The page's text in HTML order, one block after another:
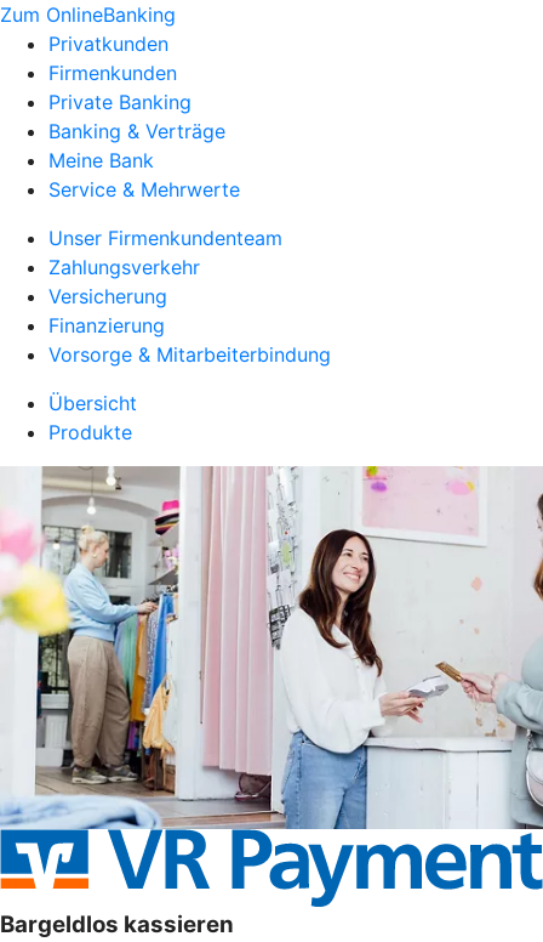
Zum OnlineBanking
Privatkunden
Firmenkunden
Private Banking
Banking & Verträge
Meine Bank
Service & Mehrwerte
Unser Firmenkundenteam
Zahlungsverkehr
Versicherung
Finanzierung
Vorsorge & Mitarbeiterbindung
Übersicht
Produkte
Bargeldlos kassieren